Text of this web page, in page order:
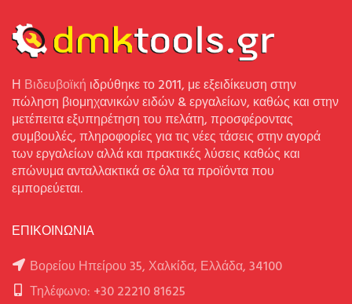
Η Βιδευβοϊκή ιδρύθηκε το 2011, με εξειδίκευση στην
πώληση βιομηχανικών ειδών & εργαλείων, καθώς και στην
μετέπειτα εξυπηρέτηση του πελάτη, προσφέροντας
συμβουλές, πληροφορίες για τις νέες τάσεις στην αγορά
των εργαλείων αλλά και πρακτικές λύσεις καθώς και
επώνυμα ανταλλακτικά σε όλα τα προϊόντα που
εμπορεύεται.
ΕΠΙΚΟΙΝΩΝΙΑ
Βορείου Ηπείρου 35, Χαλκίδα, Ελλάδα, 34100
Τηλέφωνο: +30 22210 81625